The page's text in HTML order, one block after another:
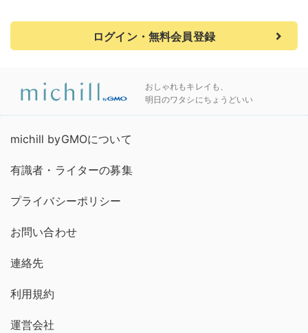
ログイン・無料会員登録
おしゃれもキレイも、
明日のワタシにちょうどいい
michill byGMOについて
有識者・ライターの募集
プライバシーポリシー
お問い合わせ
連絡先
利用規約
運営会社